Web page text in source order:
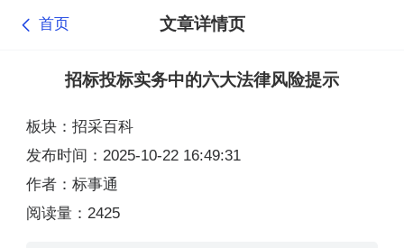
首页 文章详情页
招标投标实务中的六大法律风险提示
板块：招采百科
发布时间：2025-10-22 16:49:31
作者：标事通
阅读量：2425